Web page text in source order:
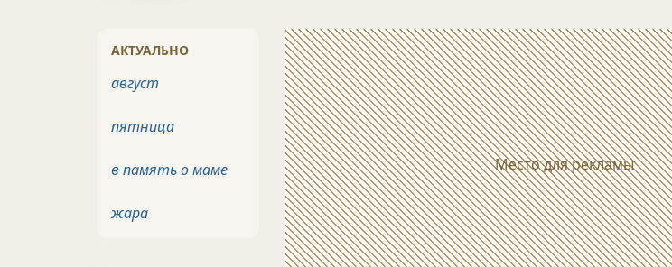
Место для рекламы
АКТУАЛЬНО
август
пятница
в память о маме
жара